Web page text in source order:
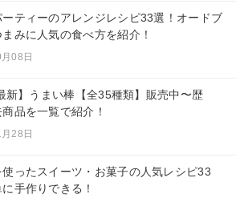
ーティーのアレンジレシピ33選！オードブ
みに人気の食べ方を紹介！
08日
新】うまい棒【全35種類】販売中〜歴
品を一覧で紹介！
28日
ったスイーツ・お菓子の人気レシピ33
手作りできる！